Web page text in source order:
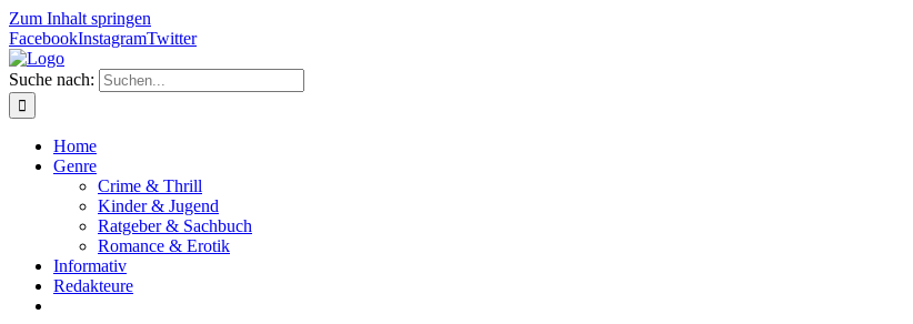
Zum Inhalt springen
FacebookInstagramTwitter
Suche nach:
Home
Genre
Crime & Thrill
Kinder & Jugend
Ratgeber & Sachbuch
Romance & Erotik
Informativ
Redakteure